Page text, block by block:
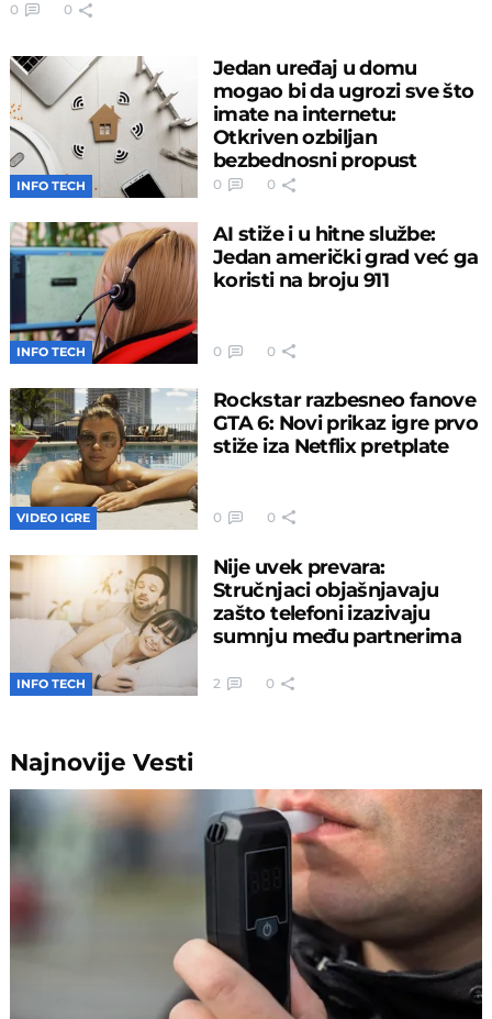
0 0
INFO TECH
Jedan uređaj u domu
mogao bi da ugrozi sve što
imate na internetu:
Otkriven ozbiljan
bezbednosni propust
0 0
INFO TECH
AI stiže i u hitne službe:
Jedan američki grad već ga
koristi na broju 911
0 0
VIDEO IGRE
Rockstar razbesneo fanove
GTA 6: Novi prikaz igre prvo
stiže iza Netflix pretplate
0 0
INFO TECH
Nije uvek prevara:
Stručnjaci objašnjavaju
zašto telefoni izazivaju
sumnju među partnerima
2 0
NajnovijeVesti